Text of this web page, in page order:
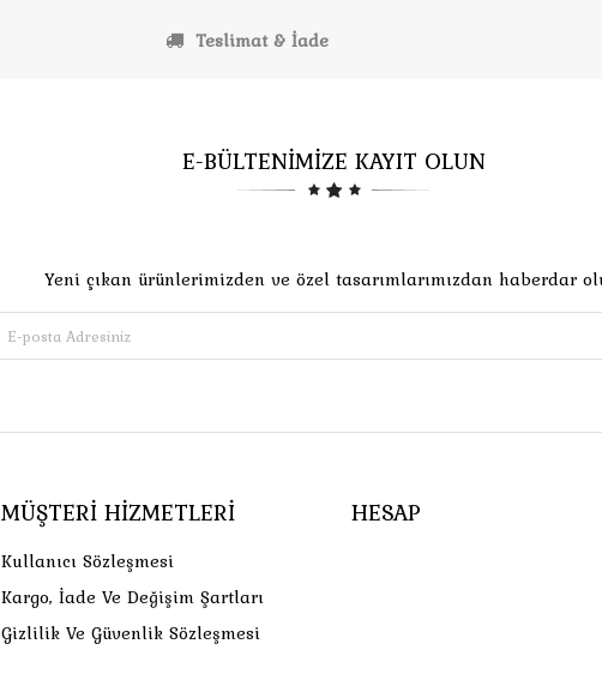
Teslimat & İade
E-BÜLTENİMİZE KAYIT OLUN
Yeni çıkan ürünlerimizden ve özel tasarımlarımızdan haberdar
MÜŞTERI HIZMETLERI
Kullanıcı Sözleşmesi
Kargo, İade Ve Değişim Şartları
Gizlilik Ve Güvenlik Sözleşmesi
HESAP